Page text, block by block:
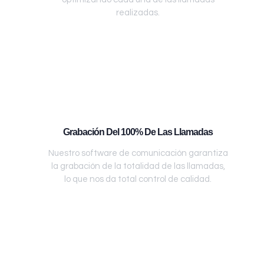
realizadas.
Grabación Del 100% De Las Llamadas
Nuestro software de comunicación garantiza
la grabación de la totalidad de las llamadas,
lo que nos da total control de calidad.